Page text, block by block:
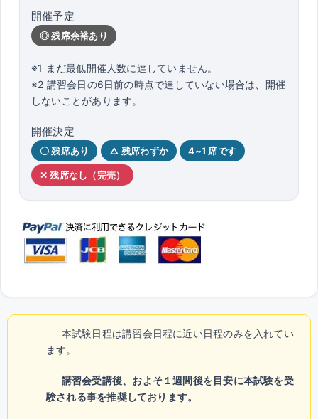
開催予定
◎ 残席余裕あり
※1 まだ最低開催人数に達していません。
※2 講習会日の6日前の時点で達していない場合は、開催
しないことがあります。
開催決定
〇 残席あり △ 残席わずか 4~1 席です
✕ 残席なし（完売）
本試験日程は講習会日程に近い日程のみを入れてい
ます。
講習会受講後、およそ１週間後を目安に本試験を受
験される事を推奨しております。